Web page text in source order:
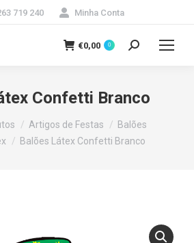
719 240 Minha Conta
€0,00 0 Search:
Confetti Branco
Artigos de Festas
Balões
Balões Látex Confetti Branco